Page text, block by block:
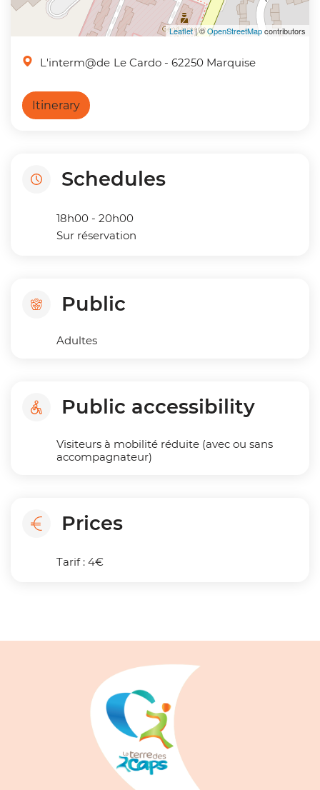
Leaflet| ©OpenStreetMapcontributors
L'interm@de Le Cardo - 62250 Marquise
Itinerary
Schedules
18h00 - 20h00
Sur réservation
Public
Adultes
Public accessibility
Visiteurs à mobilité réduite (avec ou sans
accompagnateur)
Prices
Tarif : 4€